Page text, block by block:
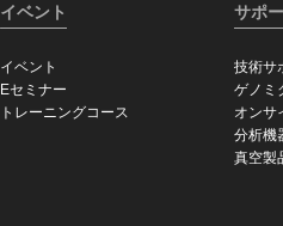
イベント
イベント
Eセミナー
トレーニングコース
サポ
技術サ
ゲノミ
オンサ
分析機
真空製